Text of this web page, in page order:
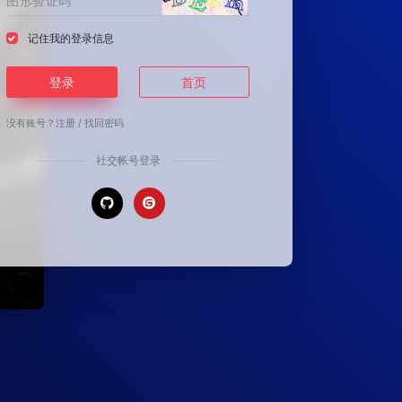
记住我的登录信息
登录 首页
没有账号？注册 /找回密码
社交帐号登录